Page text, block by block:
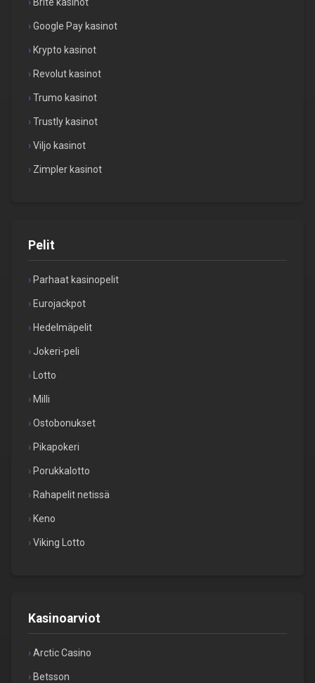
Google Pay kasinot
Krypto kasinot
Revolut kasinot
Trumo kasinot
Trustly kasinot
Viljo kasinot
Zimpler kasinot
Pelit
Parhaat kasinopelit
Eurojackpot
Hedelmäpelit
Jokeri-peli
Lotto
Milli
Ostobonukset
Pikapokeri
Porukkalotto
Rahapelit netissä
Keno
Viking Lotto
Kasinoarviot
Arctic Casino
Betsson